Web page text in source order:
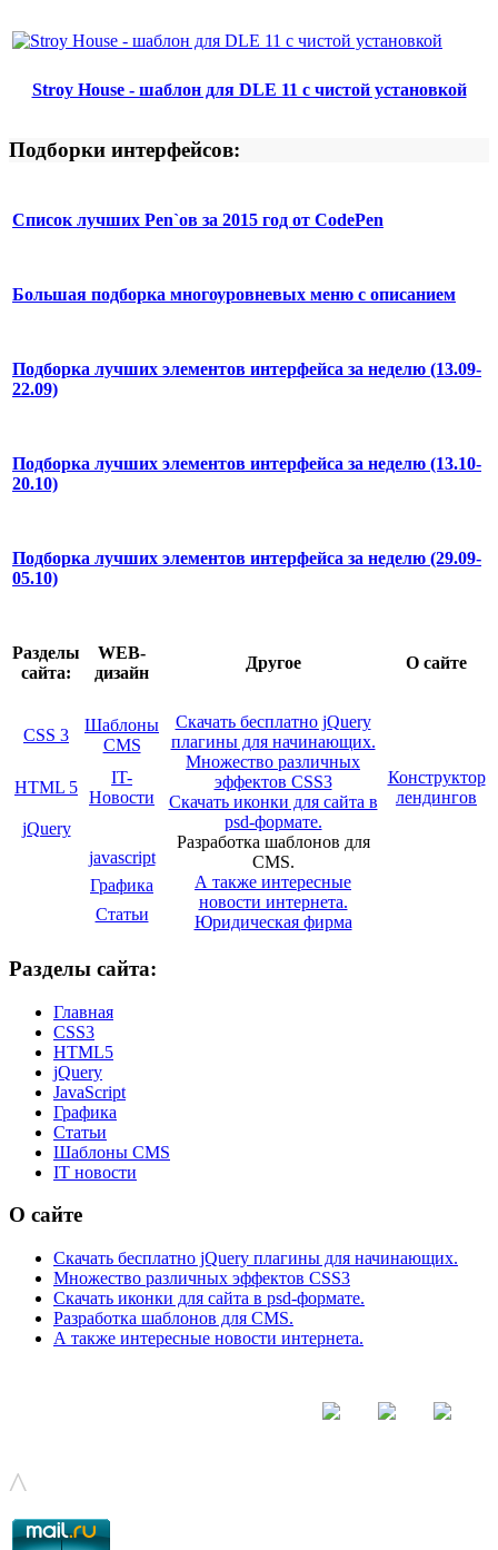
Stroy House - шаблон для DLE 11 с чистой установкой
Подборки интерфейсов:
Список лучших Pen`ов за 2015 год от CodePen
Большая подборка многоуровневых меню с описанием
Подборка лучших элементов интерфейса за неделю (13.09-
22.09)
Подборка лучших элементов интерфейса за неделю (13.10-
20.10)
Подборка лучших элементов интерфейса за неделю (29.09-
05.10)
Разделы
сайта:
WEB-
дизайн
Другое О сайте
CSS 3
Шаблоны
CMS
Скачать бесплатно jQuery
плагины для начинающих.
Множество различных
эффектов CSS3
Скачать иконки для сайта в
psd-формате.
Разработка шаблонов для
CMS.
А также интересные
новости интернета.
Юридическая фирма
HTML 5
IT-
Новости
Конструктор
лендингов
jQuery
javascript
Графика
Статьи
Разделы сайта:
Главная
CSS3
HTML5
jQuery
JavaScript
Графика
Статьи
Шаблоны CMS
IT новости
О сайте
Скачать бесплатно jQuery плагины для начинающих.
Множество различных эффектов CSS3
Скачать иконки для сайта в psd-формате.
Разработка шаблонов для CMS.
А также интересные новости интернета.
© - 2015-2017 - helix.su - все для вашего сайта |
^